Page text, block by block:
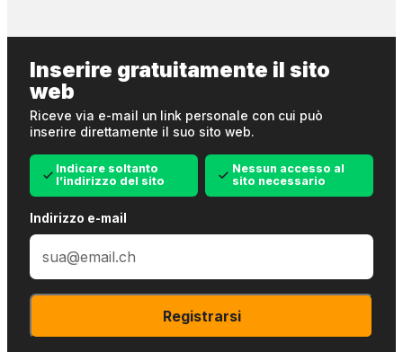
Inserire gratuitamente il sito
web
Riceve via e-mail un link personale con cui può
inserire direttamente il suo sito web.
Indicare soltanto
l’indirizzo del sito
Nessun accesso al
sito necessario
Indirizzo e-mail
Registrarsi